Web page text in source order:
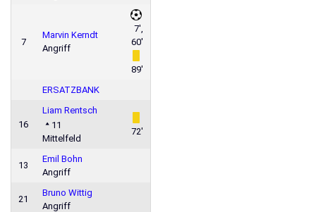
7
Marvin Kerndt
Angriff
7',
60'
89'
ERSATZBANK
16
Liam Rentsch
11
Mittelfeld
72'
13
Emil Bohn
Angriff
21
Bruno Wittig
Angriff